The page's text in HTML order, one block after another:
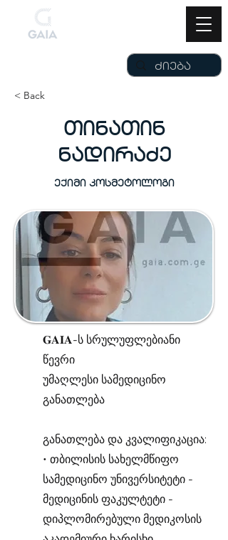
< Back
თინათინ
ნადირაძე
ექიმი კოსმეტოლოგი
𝐆𝐀𝐈𝐀-ს სრულუფლებიანი
წევრი
უმაღლესი სამედიცინო
განათლება
განათლება და კვალიფიკაცია:
• თბილისის სახელმწიფო
სამედიცინო უნივერსიტეტი -
მედიცინის ფაკულტეტი -
დიპლომირებული მედიკოსის